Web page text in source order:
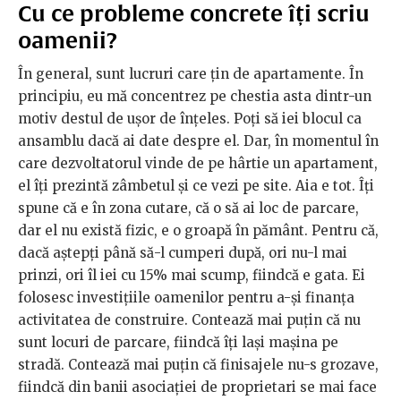
Cu ce probleme concrete îți scriu
oamenii?
În general, sunt lucruri care țin de apartamente. În
principiu, eu mă concentrez pe chestia asta dintr-un
motiv destul de ușor de înțeles. Poți să iei blocul ca
ansamblu dacă ai date despre el. Dar, în momentul în
care dezvoltatorul vinde de pe hârtie un apartament,
el îți prezintă zâmbetul și ce vezi pe site. Aia e tot. Îți
spune că e în zona cutare, că o să ai loc de parcare,
dar el nu există fizic, e o groapă în pământ. Pentru că,
dacă aștepți până să-l cumperi după, ori nu-l mai
prinzi, ori îl iei cu 15% mai scump, fiindcă e gata. Ei
folosesc investițiile oamenilor pentru a-și finanța
activitatea de construire. Contează mai puțin că nu
sunt locuri de parcare, fiindcă îți lași mașina pe
stradă. Contează mai puțin că finisajele nu-s grozave,
fiindcă din banii asociației de proprietari se mai face